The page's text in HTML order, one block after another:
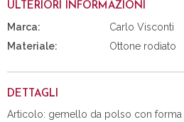
ULTERIORI INFORMAZIONI
Marca:
Carlo Visconti
Materiale:
Ottone rodiato
DETTAGLI
Articolo: gemello da polso con forma